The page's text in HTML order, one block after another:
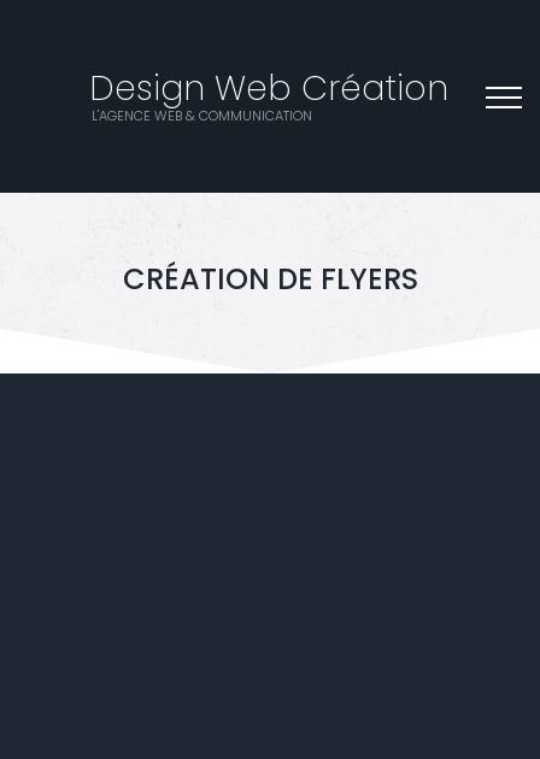
Design Web Création
L'AGENCE WEB & COMMUNICATION
CRÉATION DE FLYERS